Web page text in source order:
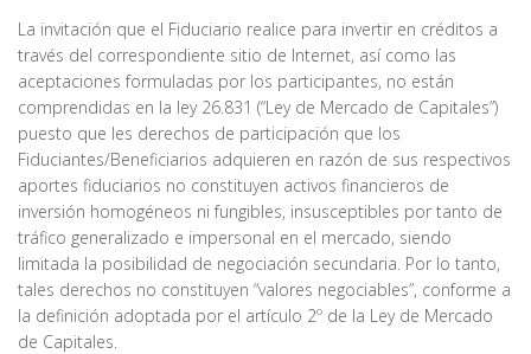
La invitación que el Fiduciario realice para invertir en créditos a
través del correspondiente sitio de Internet, así como las
aceptaciones formuladas por los participantes, no están
comprendidas en la ley 26.831 (“Ley de Mercado de Capitales”)
puesto que les derechos de participación que los
Fiduciantes/Beneficiarios adquieren en razón de sus respectivos
aportes fiduciarios no constituyen activos financieros de
inversión homogéneos ni fungibles, insusceptibles por tanto de
tráfico generalizado e impersonal en el mercado, siendo
limitada la posibilidad de negociación secundaria. Por lo tanto,
tales derechos no constituyen “valores negociables”, conforme a
la definición adoptada por el artículo 2º de la Ley de Mercado
de Capitales.